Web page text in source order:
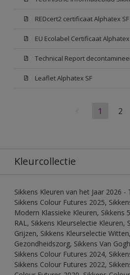
REDcert2 certificaat Alphatex SF
EU Ecolabel Certificaat Alphatex
Leaflet Alphatex SF
1 2
Kleurcollectie
Sikkens Kleuren van het Jaar 2026
Sikkens Colour Futures 2025,
Modern Klassieke Kleuren, Sikkens
RAL, Sikkens Kleurselectie Kleuren,
Grijzen, Sikkens Kleurselectie
Gezondheidszorg, Sikkens Van
Sikkens Colour Futures 2024,
Sikkens Colour Futures 2022,